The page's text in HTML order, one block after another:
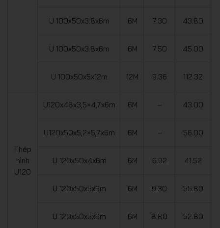
U 100x50x3.8x6m 6M 7.30 43.80
U 100x50x3.8x6m 6M 7.50 45.00
U 100x50x5x12m 12M 9.36 112.32
Thép
hình
U120
U120x48x3,5×4,7x6m 6M – 43.00
U120x50x5,2×5,7x6m 6M – 56.00
U 120x50x4x6m 6M 6.92 41.52
U 120x50x5x6m 6M 9.30 55.80
U 120x50x5x6m 6M 8.80 52.80